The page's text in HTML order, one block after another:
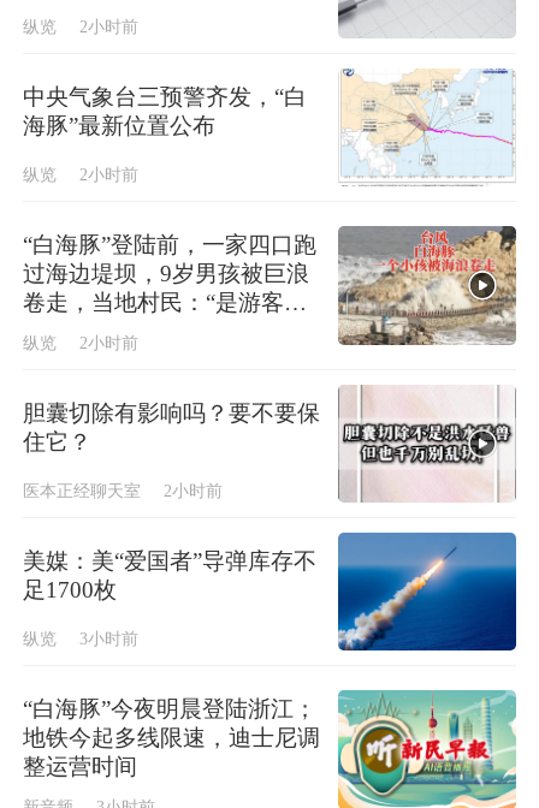
纵览 2小时前
中央气象台三预警齐发，“白
海豚”最新位置公布
纵览 2小时前
“白海豚”登陆前，一家四口跑
过海边堤坝，9岁男孩被巨浪
卷走，当地村民：“是游客，
找小路爬了进去”
纵览 2小时前
胆囊切除有影响吗？要不要保
住它？
医本正经聊天室 2小时前
美媒：美“爱国者”导弹库存不
足1700枚
纵览 3小时前
“白海豚”今夜明晨登陆浙江；
地铁今起多线限速，迪士尼调
整运营时间